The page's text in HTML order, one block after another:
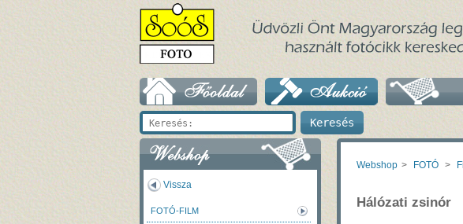
Vissza
FOTÓ-FILM
Webshop > FOTÓ >
Hálózati zsinór